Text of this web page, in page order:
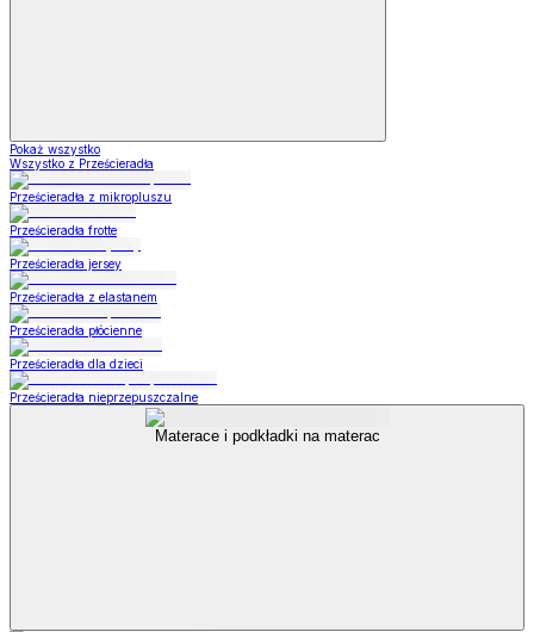
Pokaż wszystko
Wszystko z Prześcieradła
Prześcieradła z mikropluszu
Prześcieradła frotte
Prześcieradła jersey
Prześcieradła z elastanem
Prześcieradła płócienne
Prześcieradła dla dzieci
Prześcieradła nieprzepuszczalne
Materace i podkładki na materac